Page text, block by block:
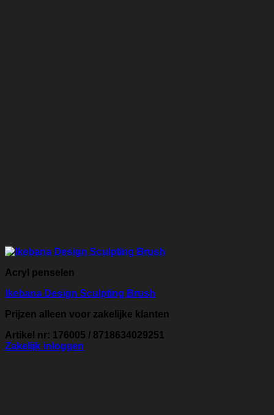
Acryl penselen
Ikebana Design Sculpting Brush
Prijzen alleen voor zakelijke klanten
Artikel nr: 176005 / 8718634029251
Zakelijk inloggen